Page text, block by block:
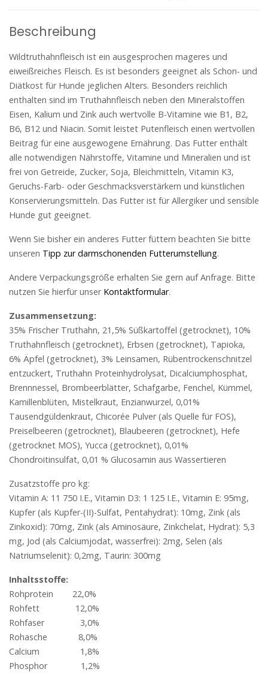
Beschreibung
Wildtruthahnfleisch ist ein ausgesprochen mageres und
eiweißreiches Fleisch. Es ist besonders geeignet als Schon- und
Diätkost für Hunde jeglichen Alters. Besonders reichlich
enthalten sind im Truthahnfleisch neben den Mineralstoffen
Eisen, Kalium und Zink auch wertvolle B-Vitamine wie B1, B2,
B6, B12 und Niacin. Somit leistet Putenfleisch einen wertvollen
Beitrag für eine ausgewogene Ernährung. Das Futter enthält
alle notwendigen Nährstoffe, Vitamine und Mineralien und ist
frei von Getreide, Zucker, Soja, Bleichmitteln, Vitamin K3,
Geruchs-Farb- oder Geschmacksverstärkern und künstlichen
Konservierungsmitteln. Das Futter ist für Allergiker und sensible
Hunde gut geeignet.
Wenn Sie bisher ein anderes Futter füttern beachten Sie bitte
unseren Tipp zur darmschonenden Futterumstellung.
Andere Verpackungsgröße erhalten Sie gern auf Anfrage. Bitte
nutzen Sie hierfür unser Kontaktformular.
Zusammensetzung:
35% Frischer Truthahn, 21,5% Süßkartoffel (getrocknet), 10%
Truthahnfleisch (getrocknet), Erbsen (getrocknet), Tapioka,
6% Äpfel (getrocknet), 3% Leinsamen, Rübentrockenschnitzel
entzuckert, Truthahn Proteinhydrolysat, Dicalciumphosphat,
Brennnessel, Brombeerblätter, Schafgarbe, Fenchel, Kümmel,
Kamillenblüten, Mistelkraut, Enzianwurzel, 0,01%
Tausendgüldenkraut, Chicorée Pulver (als Quelle für FOS),
Preiselbeeren (getrocknet), Blaubeeren (getrocknet), Hefe
(getrocknet MOS), Yucca (getrocknet), 0,01%
Chondroitinsulfat, 0,01 % Glucosamin aus Wassertieren
Zusatzstoffe pro kg:
Vitamin A: 11 750 I.E., Vitamin D3: 1 125 I.E., Vitamin E: 95mg,
Kupfer (als Kupfer-(II)-Sulfat, Pentahydrat): 10mg, Zink (als
Zinkoxid): 70mg, Zink (als Aminosäure, Zinkchelat, Hydrat): 5,3
mg, Jod (als Calciumjodat, wasserfrei): 2mg, Selen (als
Natriumselenit): 0,2mg, Taurin: 300mg
Inhaltsstoffe:
Rohprotein 22,0%
Rohfett 12,0%
Rohfaser 3,0%
Rohasche 8,0%
Calcium 1,8%
Phosphor 1,2%